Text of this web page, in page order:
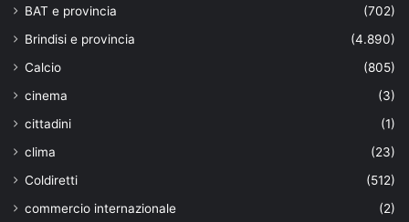
BAT e provincia
(702)
Brindisi e provincia
(4.890)
Calcio
(805)
cinema
(3)
cittadini
(1)
clima
(23)
Coldiretti
(512)
commercio internazionale
(2)